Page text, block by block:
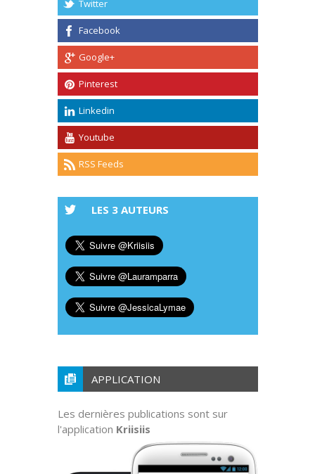
Twitter
Facebook
Google+
Pinterest
Linkedin
Youtube
RSS Feeds
LES 3 AUTEURS
APPLICATION
Les dernières publications sont sur
l'application Kriisiis